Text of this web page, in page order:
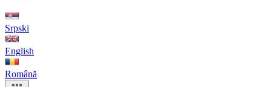
Srpski
English
Română